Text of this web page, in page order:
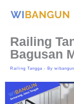
Railing
Bagusan
Railing Tangga - By